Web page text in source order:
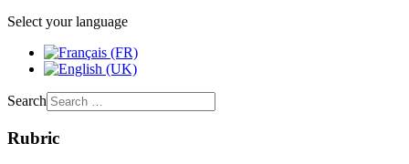
Select your language
Search
Rubric